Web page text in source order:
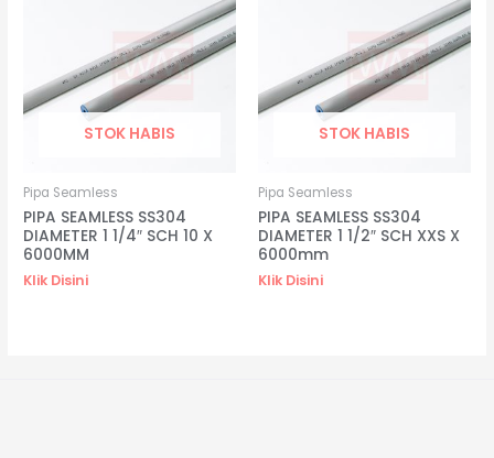
STOK HABIS
Pipa Seamless
PIPA SEAMLESS SS304
DIAMETER 1 1/4″ SCH 10 X
6000MM
Klik Disini
STOK HABIS
Pipa Seamless
PIPA SEAMLESS SS304
DIAMETER 1 1/2″ SCH XXS X
6000mm
Klik Disini